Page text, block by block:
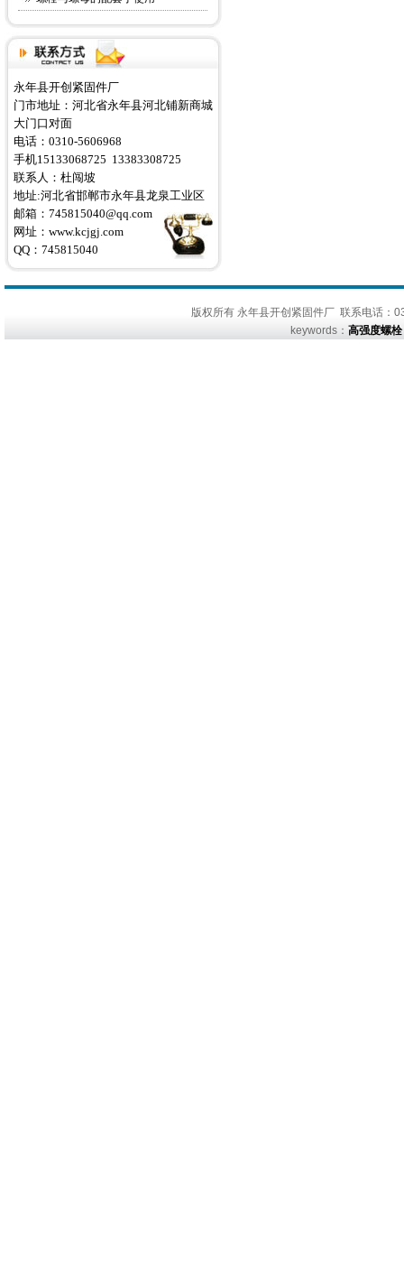
永年县开创紧固件厂
门市地址：河北省永年县河北铺新商城
大门口对面
电话：0310-5606968
手机15133068725 13383308725
联系人：杜闯坡
地址:河北省邯郸市永年县龙泉工业区
邮箱：745815040@qq.com
网址： www.kcjgj.com
QQ：745815040
版权所有 永年县开创紧固件厂 联系电话：
keywords：高强度螺栓